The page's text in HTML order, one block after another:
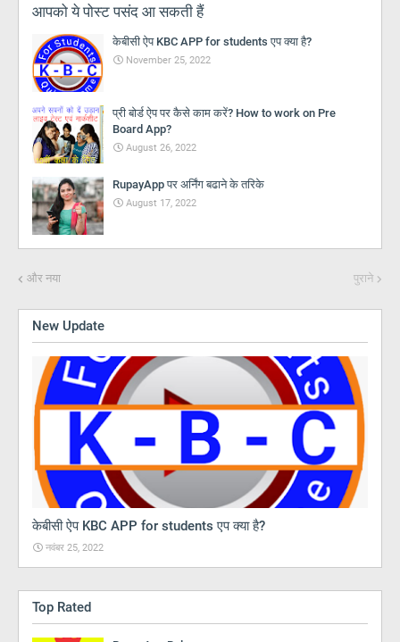
आपको ये पोस्ट पसंद आ सकती हैं
केबीसी ऐप KBC APP for students एप क्या है?
November 25, 2022
प्री बोर्ड ऐप पर कैसे काम करें? How to work on Pre
Board App?
August 26, 2022
RupayApp पर अर्निंग बढाने के तरिके
August 17, 2022
और नया पुराने
New Update
केबीसी ऐप KBC APP for students एप क्या है?
नवंबर 25, 2022
Top Rated